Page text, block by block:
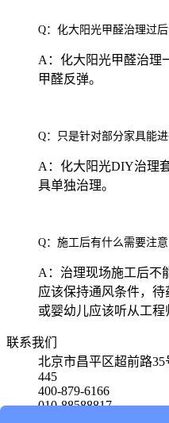
Q：化大阳光甲醛治理过后
A：化大阳光甲醛治理
甲醛反弹。
Q：只是针对部分家具能进
A：化大阳光DIY治理
具单独治理。
Q：施工后有什么需要注意
A：治理现场施工后不
应该保持通风条件，
或婴幼儿应该听从工程
联系我们
北京市昌平区超前路
445
400-879-6166
010-88588817